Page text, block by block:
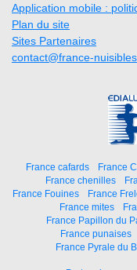
Application mobile :
Plan du site
Sites Partenaires
contact@france-
France cafards France
France chenilles
France Fouines
France
France mites
France Papillon du
France punaises
France Pyrale du